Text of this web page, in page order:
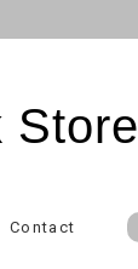
Store
Contact